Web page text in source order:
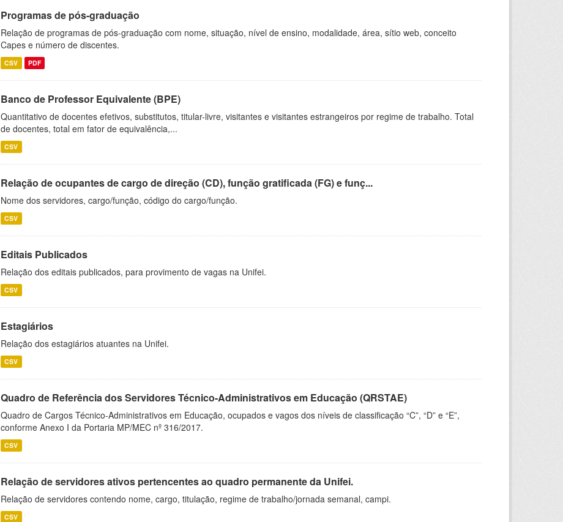
Programas de pós-graduação
Relação de programas de pós-graduação com nome, situação, nível de ensino, modalidade, área, sítio web, conceito
Capes e número de discentes.
CSV PDF
Banco de Professor Equivalente (BPE)
Quantitativo de docentes efetivos, substitutos, titular-livre, visitantes e visitantes estrangeiros por regime de trabalho. Total
de docentes, total em fator de equivalência,...
CSV
Relação de ocupantes de cargo de direção (CD), função gratificada (FG) e funç...
Nome dos servidores, cargo/função, código do cargo/função.
CSV
Editais Publicados
Relação dos editais publicados, para provimento de vagas na Unifei.
CSV
Estagiários
Relação dos estagiários atuantes na Unifei.
CSV
Quadro de Referência dos Servidores Técnico-Administrativos em Educação (QRSTAE)
Quadro de Cargos Técnico-Administrativos em Educação, ocupados e vagos dos níveis de classificação “C”, “D” e “E”,
conforme Anexo I da Portaria MP/MEC nº 316/2017.
CSV
Relação de servidores ativos pertencentes ao quadro permanente da Unifei.
Relação de servidores contendo nome, cargo, titulação, regime de trabalho/jornada semanal, campi.
CSV